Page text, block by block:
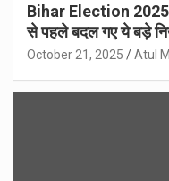
Bihar Election 2025:
से पहले बदल गए ये बड़े
October 21, 2025 Atul